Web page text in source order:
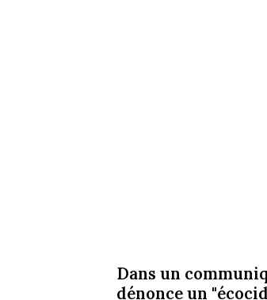
Dans un
dénonce un